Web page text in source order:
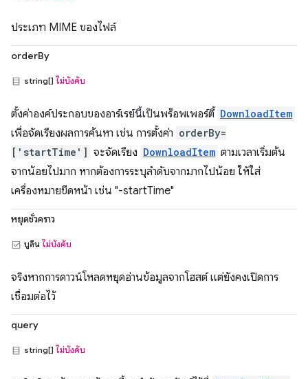
ประเภท MIME ของไฟล์
orderBy
string[] ไม่บังคับ
ตั้งค่าองค์ประกอบของอาร์เรย์นี้เป็นพร็อพเพอร์ตี้ DownloadItem
เพื่อจัดเรียงผลการค้นหา เช่น การตั้งค่า orderBy=
['startTime'] จะจัดเรียง DownloadItem ตามเวลาเริ่มต้น
จากน้อยไปมาก หากต้องการระบุลำดับจากมากไปน้อย ให้ใส่
เครื่องหมายขีดหน้า เช่น "-startTime"
หยุดชั่วคราว
บูลีน ไม่บังคับ
จริงหากการดาวน์โหลดหยุดอ่านข้อมูลจากโฮสต์ แต่ยังคงเปิดการ
เชื่อมต่อไว้
query
string[] ไม่บังคับ